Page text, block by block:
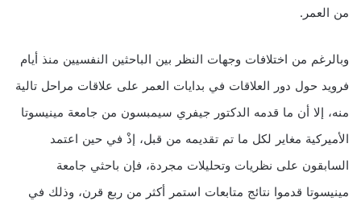
من العمر.
وبالرغم من اختلافات وجهات النظر بين الباحثين النفسيين منذ أيام
فرويد حول دور العلاقات في بدايات العمر على علاقات مراحل تالية
منه، إلا أن ما قدمه الدكتور جيفري سيمبسون من جامعة مينيسوتا
الأميركية مغاير لكل ما تم تقديمه من قبل، إذْ في حين اعتمد
السابقون على نظريات وتحليلات مجردة، فإن باحثي جامعة
مينيسوتا قدموا نتائج متابعات استمر أكثر من ربع قرن، وذلك في